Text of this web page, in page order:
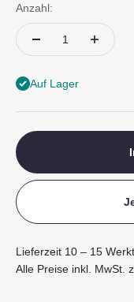
Anzahl:
Auf Lager
Lieferzeit 10 – 15
Alle Preise inkl. MwSt.